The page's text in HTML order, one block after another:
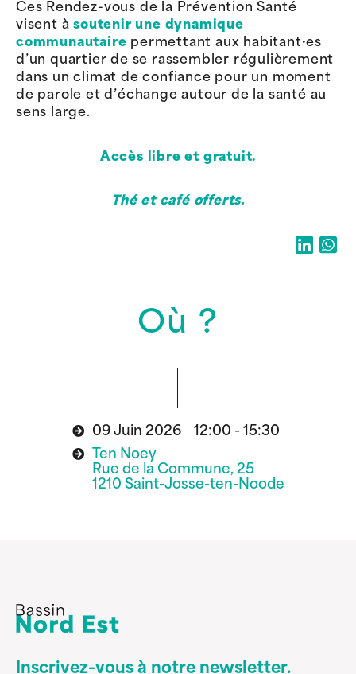
Ces Rendez-vous de la Prévention Santé
visent àsoutenir une dynamique
communautaire permettant aux habitant·es
d’un quartier de se rassembler régulièrement
dans un climat de confiance pour un moment
de parole et d’échange autour de la santé au
sens large.
Accès libre et gratuit.
Thé et café offerts.
Où ?
09 Juin 2026 12:00 - 15:30
Ten Noey
Rue de la Commune, 25
1210 Saint-Josse-ten-Noode
Inscrivez-vous à notre newsletter.